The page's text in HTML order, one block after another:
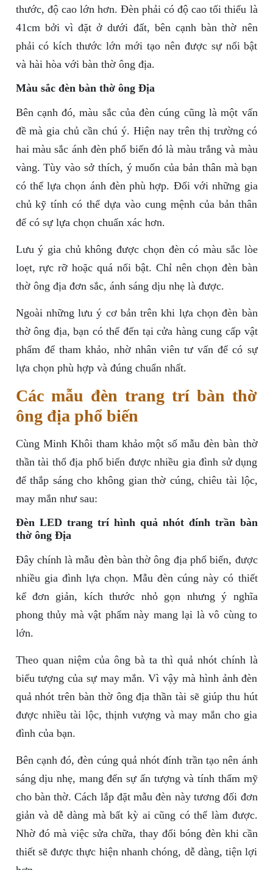
thước, độ cao lớn hơn. Đèn phải có độ cao tối thiểu là
41cm bởi vì đặt ở dưới đất, bên cạnh bàn thờ nên
phải có kích thước lớn mới tạo nên được sự nổi bật
và hài hòa với bàn thờ ông địa.
Màu sắc đèn bàn thờ ông Địa
Bên cạnh đó, màu sắc của đèn cúng cũng là một vấn
đề mà gia chủ cần chú ý. Hiện nay trên thị trường có
hai màu sắc ánh đèn phổ biến đó là màu trắng và màu
vàng. Tùy vào sở thích, ý muốn của bản thân mà bạn
có thể lựa chọn ánh đèn phù hợp. Đối với những gia
chủ kỹ tính có thể dựa vào cung mệnh của bản thân
để có sự lựa chọn chuẩn xác hơn.
Lưu ý gia chủ không được chọn đèn có màu sắc lòe
loẹt, rực rỡ hoặc quá nổi bật. Chỉ nên chọn đèn bàn
thờ ông địa đơn sắc, ánh sáng dịu nhẹ là được.
Ngoài những lưu ý cơ bản trên khi lựa chọn đèn bàn
thờ ông địa, bạn có thể đến tại cửa hàng cung cấp vật
phẩm để tham khảo, nhờ nhân viên tư vấn để có sự
lựa chọn phù hợp và đúng chuẩn nhất.
Các mẫu đèn trang trí bàn thờ
ông địa phổ biến
Cùng Minh Khôi tham khảo một số mẫu đèn bàn thờ
thần tài thổ địa phổ biến được nhiều gia đình sử dụng
để thắp sáng cho không gian thờ cúng, chiêu tài lộc,
may mắn như sau:
Đèn LED trang trí hình quả nhót đính trần bàn
thờ ông Địa
Đây chính là mẫu đèn bàn thờ ông địa phổ biến, được
nhiều gia đình lựa chọn. Mẫu đèn cúng này có thiết
kế đơn giản, kích thước nhỏ gọn nhưng ý nghĩa
phong thủy mà vật phẩm này mang lại là vô cùng to
lớn.
Theo quan niệm của ông bà ta thì quả nhót chính là
biểu tượng của sự may mắn. Vì vậy mà hình ảnh đèn
quả nhót trên bàn thờ ông địa thần tài sẽ giúp thu hút
được nhiều tài lộc, thịnh vượng và may mắn cho gia
đình của bạn.
Bên cạnh đó, đèn cúng quả nhót đính trần tạo nên ánh
sáng dịu nhẹ, mang đến sự ấn tượng và tính thẩm mỹ
cho bàn thờ. Cách lắp đặt mẫu đèn này tương đối đơn
giản và dễ dàng mà bất kỳ ai cũng có thể làm được.
Nhờ đó mà việc sửa chữa, thay đổi bóng đèn khi cần
thiết sẽ được thực hiện nhanh chóng, dễ dàng, tiện lợi